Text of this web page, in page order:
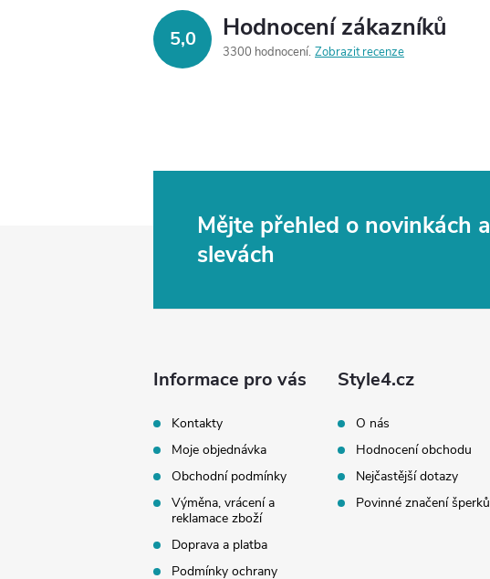
5,0 Hodnocení zákazníků
3300 hodnocení Zobrazit recenze
Mějte přehled o novinkách a
slevách
Informace pro vás
Kontakty
Moje objednávka
Obchodní podmínky
Výměna, vrácení a
reklamace zboží
Doprava a platba
Podmínky ochrany
Style4.cz
O nás
Hodnocení obchodu
Nejčastější dotazy
Povinné značení šperků